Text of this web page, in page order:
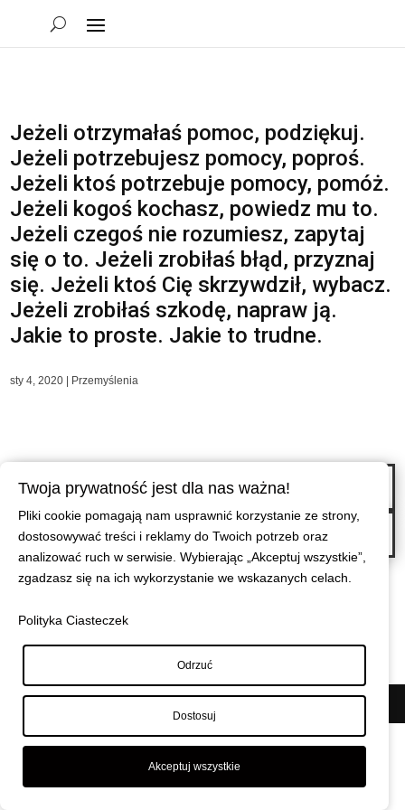
Jeżeli otrzymałaś pomoc, podziękuj.
Jeżeli potrzebujesz pomocy, poproś.
Jeżeli ktoś potrzebuje pomocy, pomóż.
Jeżeli kogoś kochasz, powiedz mu to.
Jeżeli czegoś nie rozumiesz, zapytaj
się o to. Jeżeli zrobiłaś błąd, przyznaj
się. Jeżeli ktoś Cię skrzywdził, wybacz.
Jeżeli zrobiłaś szkodę, napraw ją.
Jakie to proste. Jakie to trudne.
sty 4, 2020 Przemyślenia
Ofiarujesz prezent, który jest miłością.
Żeby ludzie widzieli serca innych ludzi, piorytet pięknego ciała straciłby na
wartości.→
Twoja prywatność jest dla nas ważna!
Pliki cookie pomagają nam usprawnić korzystanie ze strony,
dostosowywać treści i reklamy do Twoich potrzeb oraz
analizować ruch w serwisie. Wybierając „Akceptuj wszystkie”,
zgadzasz się na ich wykorzystanie we wskazanych celach.
Polityka Ciasteczek
Odrzuć
Dostosuj
Akceptuj wszystkie